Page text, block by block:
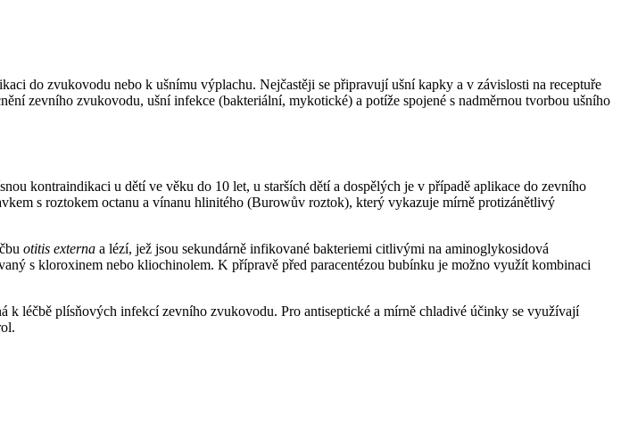
do zvukovodu nebo k ušnímu výplachu. Nejčastěji se připravují ušní kapky a v závislosti na receptuře
zevního zvukovodu, ušní infekce (bakteriální, mykotické) a potíže spojené s nadměrnou tvorbou ušního
kontraindikaci u dětí ve věku do 10 let, u starších dětí a dospělých je v případě aplikace do zevního
s roztokem octanu a vínanu hlinitého (Burowův roztok), který vykazuje mírně protizánětlivý
otitis externa a lézí, jež jsou sekundárně infikované bakteriemi citlivými na aminoglykosidová
s kloroxinem nebo kliochinolem. K přípravě před paracentézou bubínku je možno využít kombinaci
léčbě plísňových infekcí zevního zvukovodu. Pro antiseptické a mírně chladivé účinky se využívají